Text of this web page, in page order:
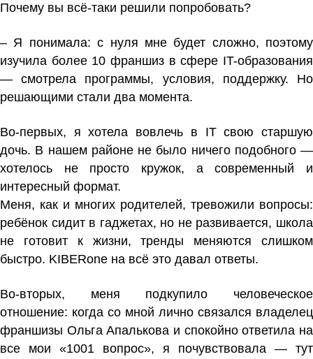
Почему вы всё-таки решили попробовать?
– Я понимала: с нуля мне будет сложно, поэтому
изучила более 10 франшиз в сфере IT-образования
— смотрела программы, условия, поддержку. Но
решающими стали два момента.
Во-первых, я хотела вовлечь в IT свою старшую
дочь. В нашем районе не было ничего подобного —
хотелось не просто кружок, а современный и
интересный формат.
Меня, как и многих родителей, тревожили вопросы:
ребёнок сидит в гаджетах, но не развивается, школа
не готовит к жизни, тренды меняются слишком
быстро. KIBERone на всё это давал ответы.
Во-вторых, меня подкупило человеческое
отношение: когда со мной лично связался владелец
франшизы Ольга Апалькова и спокойно ответила на
все мои «1001 вопрос», я почувствовала — тут